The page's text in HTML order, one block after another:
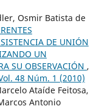
Osmir Batista de
DE UNIÓN
UN
SU OBSERVACIÓN ,
48 Núm. 1 (2010)
Ataíde Feitosa,
Antonio